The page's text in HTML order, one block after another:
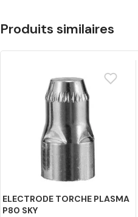
Produits similaires
ELECTRODE TORCHE PLASMA
P80 SKY